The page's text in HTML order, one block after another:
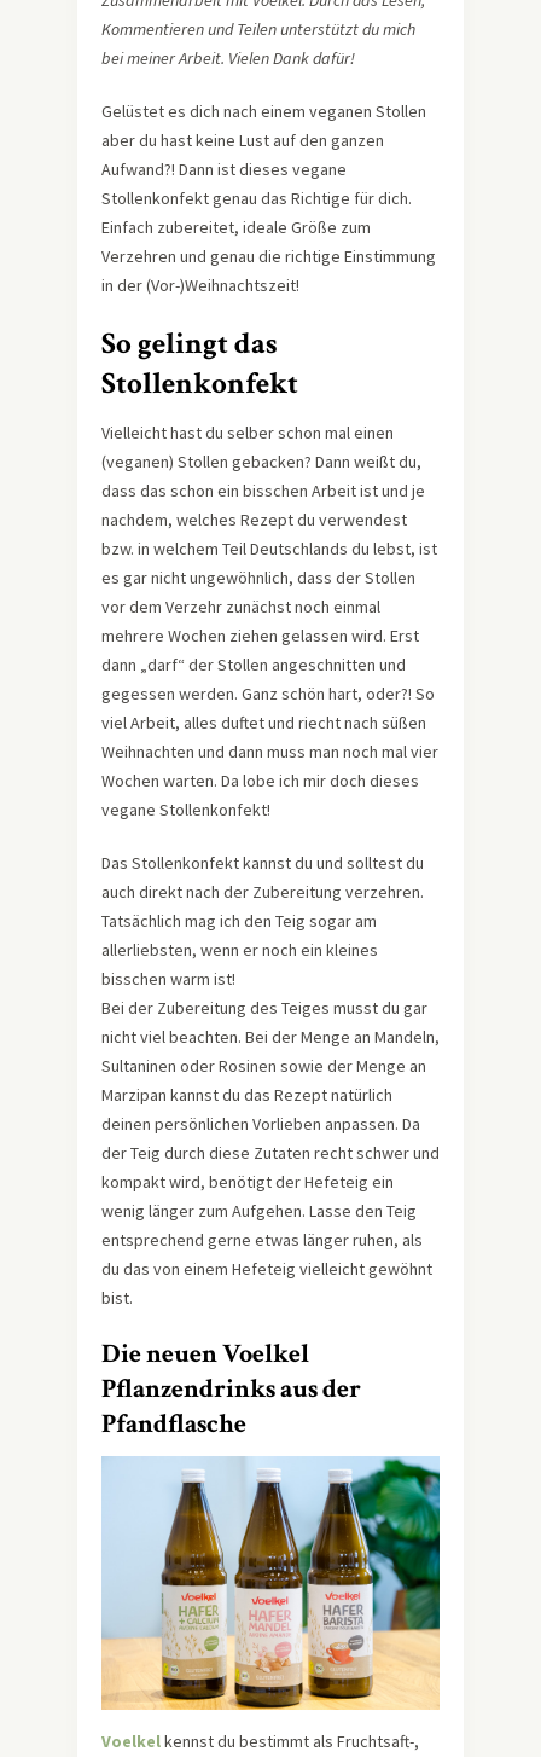
Kommentieren und Teilen unterstützt du mich
bei meiner Arbeit. Vielen Dank dafür!
Gelüstet es dich nach einem veganen Stollen
aber du hast keine Lust auf den ganzen
Aufwand?! Dann ist dieses vegane
Stollenkonfekt genau das Richtige für dich.
Einfach zubereitet, ideale Größe zum
Verzehren und genau die richtige Einstimmung
in der (Vor-)Weihnachtszeit!
So gelingt das
Stollenkonfekt
Vielleicht hast du selber schon mal einen
(veganen) Stollen gebacken? Dann weißt du,
dass das schon ein bisschen Arbeit ist und je
nachdem, welches Rezept du verwendest
bzw. in welchem Teil Deutschlands du lebst, ist
es gar nicht ungewöhnlich, dass der Stollen
vor dem Verzehr zunächst noch einmal
mehrere Wochen ziehen gelassen wird. Erst
dann „darf“ der Stollen angeschnitten und
gegessen werden. Ganz schön hart, oder?! So
viel Arbeit, alles duftet und riecht nach süßen
Weihnachten und dann muss man noch mal vier
Wochen warten. Da lobe ich mir doch dieses
vegane Stollenkonfekt!
Das Stollenkonfekt kannst du und solltest du
auch direkt nach der Zubereitung verzehren.
Tatsächlich mag ich den Teig sogar am
allerliebsten, wenn er noch ein kleines
bisschen warm ist!
Bei der Zubereitung des Teiges musst du gar
nicht viel beachten. Bei der Menge an Mandeln,
Sultaninen oder Rosinen sowie der Menge an
Marzipan kannst du das Rezept natürlich
deinen persönlichen Vorlieben anpassen. Da
der Teig durch diese Zutaten recht schwer und
kompakt wird, benötigt der Hefeteig ein
wenig länger zum Aufgehen. Lasse den Teig
entsprechend gerne etwas länger ruhen, als
du das von einem Hefeteig vielleicht gewöhnt
bist.
Die neuen Voelkel
Pflanzendrinks aus der
Pfandflasche
Voelkelkennst du bestimmt als Fruchtsaft-,